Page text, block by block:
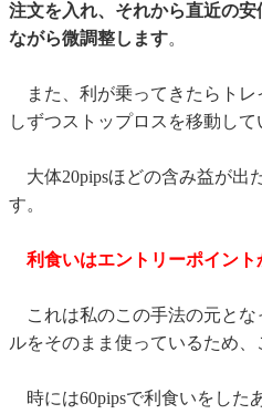
注文を入れ、それから直近の
ながら微調整します。
また、利が乗ってきたらトレ
しずつストップロスを移動して
大体20pipsほどの含み益が出
す。
利食いはエントリーポイント
これは私のこの手法の元とな
ルをそのまま使っているため、
時には60pipsで利食いをした